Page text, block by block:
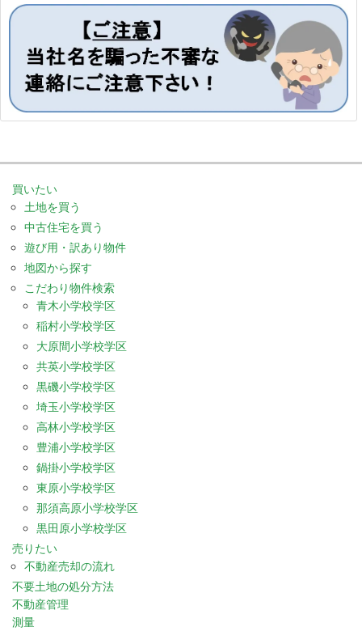
買いたい
土地を買う
中古住宅を買う
遊び用・訳あり物件
地図から探す
こだわり物件検索
青木小学校学区
稲村小学校学区
大原間小学校学区
共英小学校学区
黒磯小学校学区
埼玉小学校学区
高林小学校学区
豊浦小学校学区
鍋掛小学校学区
東原小学校学区
那須高原小学校学区
黒田原小学校学区
売りたい
不動産売却の流れ
不要土地の処分方法
不動産管理
測量